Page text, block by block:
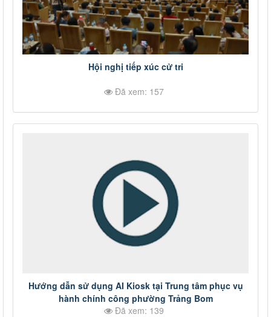
Hội nghị tiếp xúc cử tri
Đã xem: 157
Hướng dẫn sử dụng AI Kiosk tại Trung tâm phục vụ
hành chính công phường Trảng Bom
Đã xem: 139